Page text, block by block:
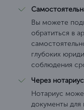
Вы можете
обратиться в
глубоких
соблюдения
Через
Нотариус
документы для